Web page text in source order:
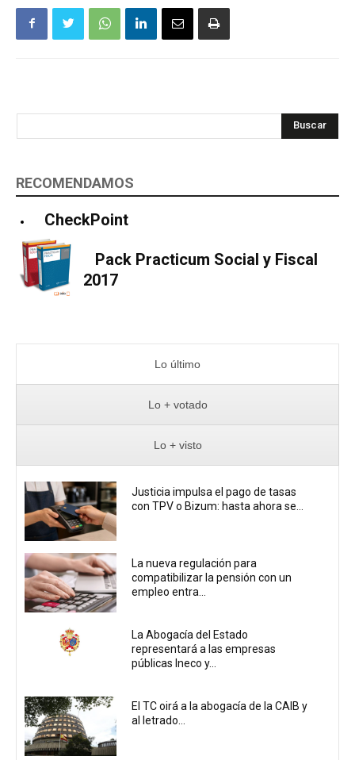
Buscar
RECOMENDAMOS
CheckPoint
Pack Practicum Social y Fiscal
2017
Lo último
Lo + votado
Lo + visto
Justicia impulsa el pago de tasas
con TPV o Bizum: hasta ahora se...
La nueva regulación para
compatibilizar la pensión con un
empleo entra...
La Abogacía del Estado
representará a las empresas
públicas Ineco y...
El TC oirá a la abogacía de la CAIB y
al letrado...